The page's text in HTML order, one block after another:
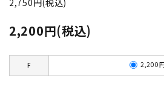
2,200円(税込)
F 2,200